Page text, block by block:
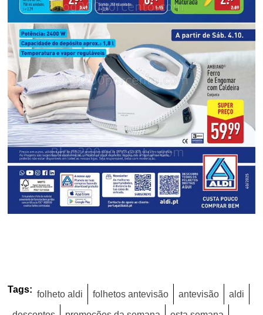
Tags: folheto aldi folhetos antevisão antevisão aldi